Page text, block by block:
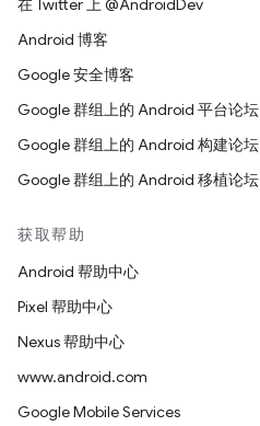
在 Twitter 上 @AndroidDev
Android 博客
Google 安全博客
Google 群组上的 Android 平台论坛
Google 群组上的 Android 构建论坛
Google 群组上的 Android 移植论坛
获取帮助
Android 帮助中心
Pixel 帮助中心
Nexus 帮助中心
www.android.com
Google Mobile Services